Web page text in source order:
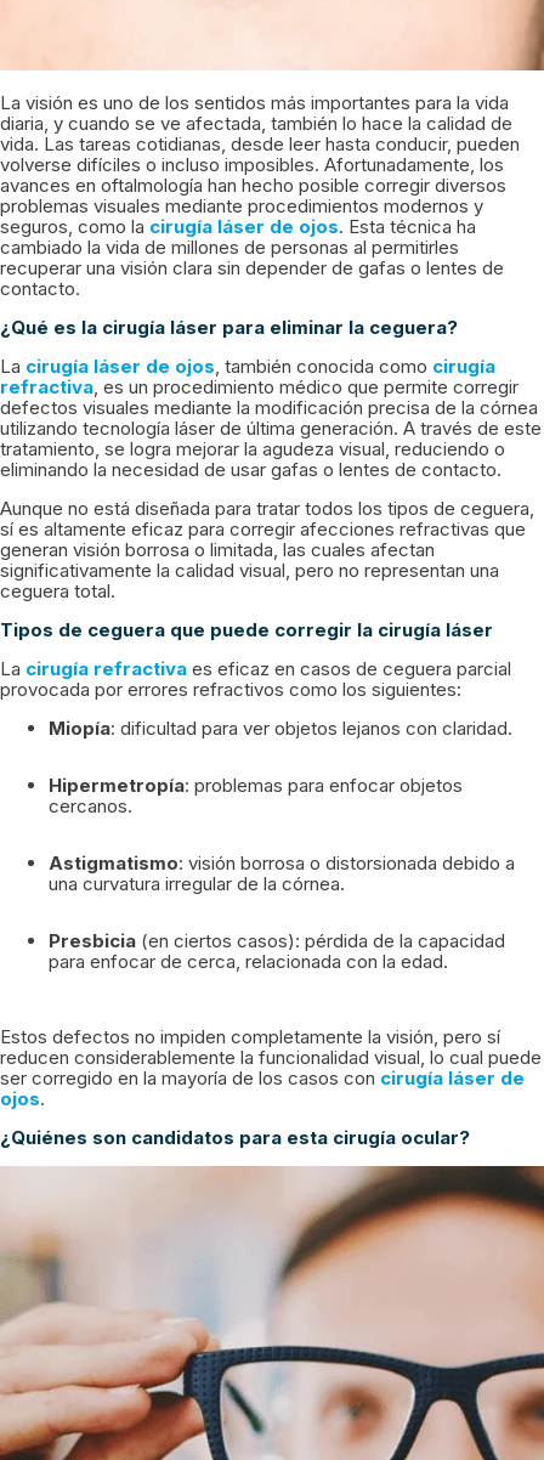
La visión es uno de los sentidos más importantes para la vida
diaria, y cuando se ve afectada, también lo hace la calidad de
vida. Las tareas cotidianas, desde leer hasta conducir, pueden
volverse difíciles o incluso imposibles. Afortunadamente, los
avances en oftalmología han hecho posible corregir diversos
problemas visuales mediante procedimientos modernos y
seguros, como la cirugía láser de ojos. Esta técnica ha
cambiado la vida de millones de personas al permitirles
recuperar una visión clara sin depender de gafas o lentes de
contacto.
¿Qué es la cirugía láser para eliminar la ceguera?
La cirugía láser de ojos, también conocida como cirugía
refractiva, es un procedimiento médico que permite corregir
defectos visuales mediante la modificación precisa de la córnea
utilizando tecnología láser de última generación. A través de este
tratamiento, se logra mejorar la agudeza visual, reduciendo o
eliminando la necesidad de usar gafas o lentes de contacto.
Aunque no está diseñada para tratar todos los tipos de ceguera,
sí es altamente eficaz para corregir afecciones refractivas que
generan visión borrosa o limitada, las cuales afectan
significativamente la calidad visual, pero no representan una
ceguera total.
Tipos de ceguera que puede corregir la cirugía láser
La cirugía refractiva es eficaz en casos de ceguera parcial
provocada por errores refractivos como los siguientes:
Miopía: dificultad para ver objetos lejanos con claridad.
Hipermetropía: problemas para enfocar objetos
cercanos.
Astigmatismo: visión borrosa o distorsionada debido a
una curvatura irregular de la córnea.
Presbicia (en ciertos casos): pérdida de la capacidad
para enfocar de cerca, relacionada con la edad.
Estos defectos no impiden completamente la visión, pero sí
reducen considerablemente la funcionalidad visual, lo cual puede
ser corregido en la mayoría de los casos con cirugía láser de
ojos.
¿Quiénes son candidatos para esta cirugía ocular?